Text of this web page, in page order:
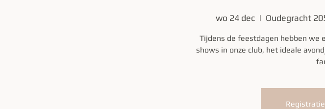
wo 24 dec
  |
Oudegracht
Tijdens de feestdagen hebben we
shows in onze club, het ideale